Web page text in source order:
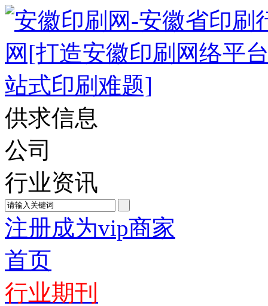
供求信息
公司
行业资讯
注册成为vip商家
首页
行业期刊